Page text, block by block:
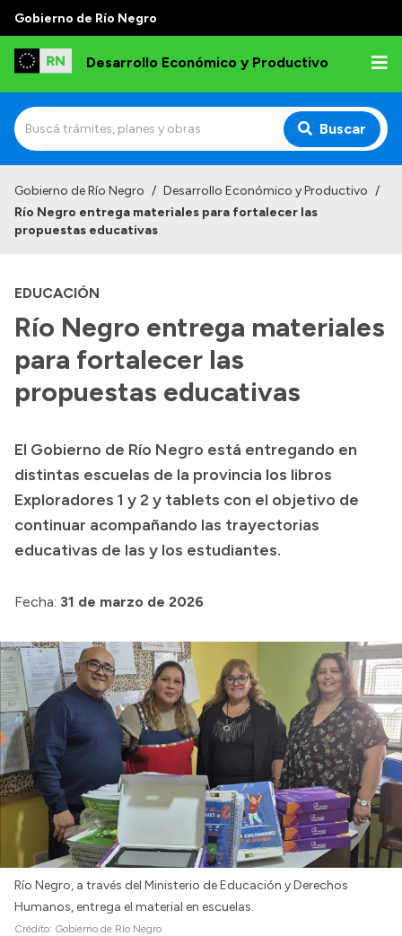
Gobierno de Río Negro
Desarrollo Económico y Productivo
Buscar
Institucional
Autoridades
Delegaciones
Normativa
Presupuesto
Boletín Oficial
Compras y licitaciones
Consulta de expedientes
Convocatorias
Intranet
Login
Gobierno de Río Negro / Desarrollo Económico y Productivo /
Río Negro entrega materiales para fortalecer las
propuestas educativas
EDUCACIÓN
Río Negro entrega materiales
para fortalecer las
propuestas educativas
El Gobierno de Río Negro está entregando en
distintas escuelas de la provincia los libros
Exploradores 1 y 2 y tablets con el objetivo de
continuar acompañando las trayectorias
educativas de las y los estudiantes.
Fecha: 31 de marzo de 2026
Río Negro, a través del Ministerio de Educación y Derechos
Humanos, entrega el material en escuelas.
Crédito: Gobierno de Río Negro